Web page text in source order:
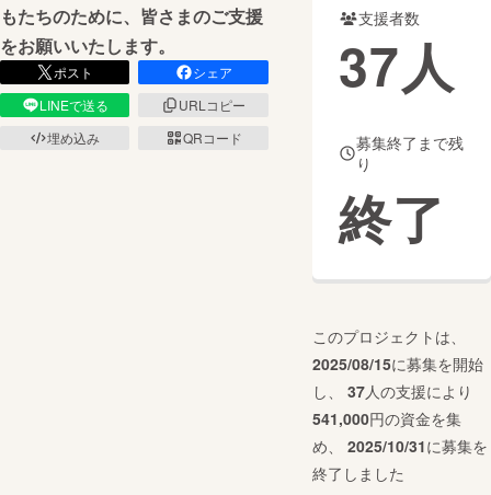
もたちのために、皆さまのご支援
をお願いいたします。
ポスト
シェア
LINEで送る
URLコピー
埋め込み
QRコード
支援者数
37人
募集終了まで残
り
終了
このプロジェクトは、
2025/08/15に募集を開始
し、 37人の支援により
541,000円の資金を集
め、 2025/10/31に募集を
終了しました